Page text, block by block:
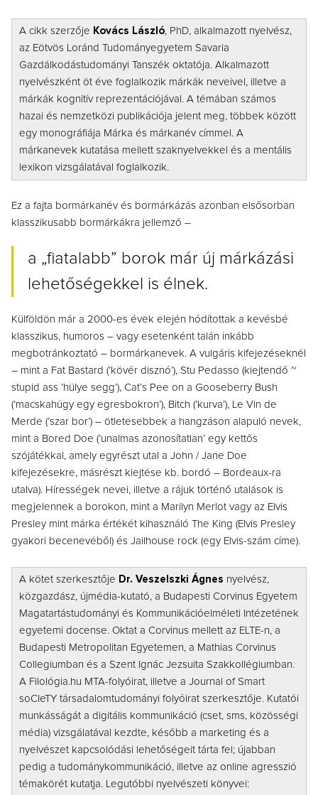
A cikk szerzője Kovács László, PhD, alkalmazott nyelvész,
az Eötvös Loránd Tudományegyetem Savaria
Gazdálkodástudományi Tanszék oktatója. Alkalmazott
nyelvészként öt éve foglalkozik márkák neveivel, illetve a
márkák kognitív reprezentációjával. A témában számos
hazai és nemzetközi publikációja jelent meg, többek között
egy monográfiája Márka és márkanév címmel. A
márkanevek kutatása mellett szaknyelvekkel és a mentális
lexikon vizsgálatával foglalkozik.
Ez a fajta bormárkanév és bormárkázás azonban elsősorban
klasszikusabb bormárkákra jellemző –
a „fiatalabb” borok már új márkázási
lehetőségekkel is élnek.
Külföldön már a 2000-es évek elején hódítottak a kevésbé
klasszikus, humoros – vagy esetenként talán inkább
megbotránkoztató – bormárkanevek. A vulgáris kifejezéseknél
– mint a Fat Bastard (’kövér disznó’), Stu Pedasso (kiejtendő ~
stupid ass ’hülye segg’), Cat’s Pee on a Gooseberry Bush
(’macskahúgy egy egresbokron’), Bitch (’kurva’), Le Vin de
Merde (’szar bor’) – ötletesebbek a hangzáson alapuló nevek,
mint a Bored Doe (’unalmas azonosítatlan’ egy kettős
szójátékkal, amely egyrészt utal a John / Jane Doe
kifejezésekre, másrészt kiejtése kb. bordó – Bordeaux-ra
utalva). Hírességek nevei, illetve a rájuk történő utalások is
megjelennek a borokon, mint a Marilyn Merlot vagy az Elvis
Presley mint márka értékét kihasználó The King (Elvis Presley
gyakori becenevéből) és Jailhouse rock (egy Elvis-szám címe).
A kötet szerkesztője Dr. Veszelszki Ágnes nyelvész,
közgazdász, újmédia-kutató, a Budapesti Corvinus Egyetem
Magatartástudományi és Kommunikációelméleti Intézetének
egyetemi docense. Oktat a Corvinus mellett az ELTE-n, a
Budapesti Metropolitan Egyetemen, a Mathias Corvinus
Collegiumban és a Szent Ignác Jezsuita Szakkollégiumban.
A Filológia.hu MTA-folyóirat, illetve a Journal of Smart
soCIeTY társadalomtudományi folyóirat szerkesztője. Kutatói
munkásságát a digitális kommunikáció (cset, sms, közösségi
média) vizsgálatával kezdte, később a marketing és a
nyelvészet kapcsolódási lehetőségeit tárta fel; újabban
pedig a tudománykommunikáció, illetve az online agresszió
témakörét kutatja. Legutóbbi nyelvészeti könyvei: